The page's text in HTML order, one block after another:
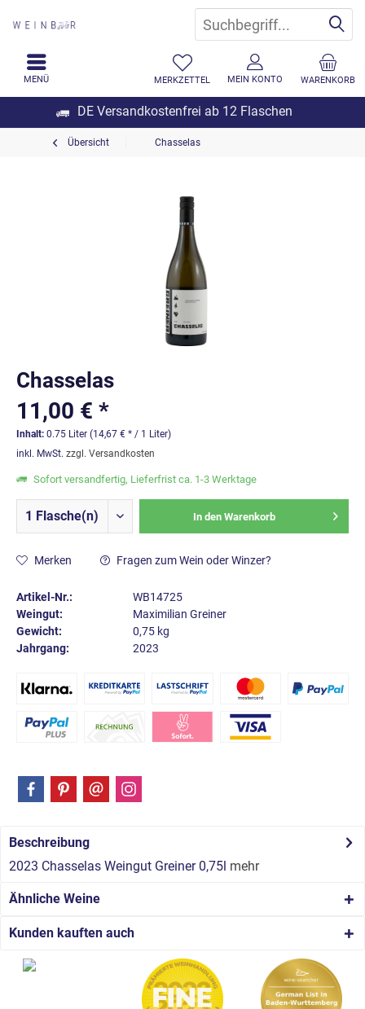
DE Versandkostenfrei ab 12 Flaschen
WARENKORB
MERKZETTEL MEIN KONTO
MENÜ
Übersicht Chasselas
Chasselas
11,00 € *
Inhalt: 0.75 Liter (14,67 € * / 1 Liter)
inkl. MwSt. zzgl. Versandkosten
Sofort versandfertig, Lieferfrist ca. 1-3 Werktage
In den Warenkorb
Merken Fragen zum Wein oder Winzer?
Artikel-Nr.:
WB14725
Weingut:
Maximilian Greiner
Gewicht:
0,75 kg
Jahrgang:
2023
Beschreibung
2023 Chasselas Weingut Greiner 0,75l mehr
Ähnliche Weine
Kunden kauften auch